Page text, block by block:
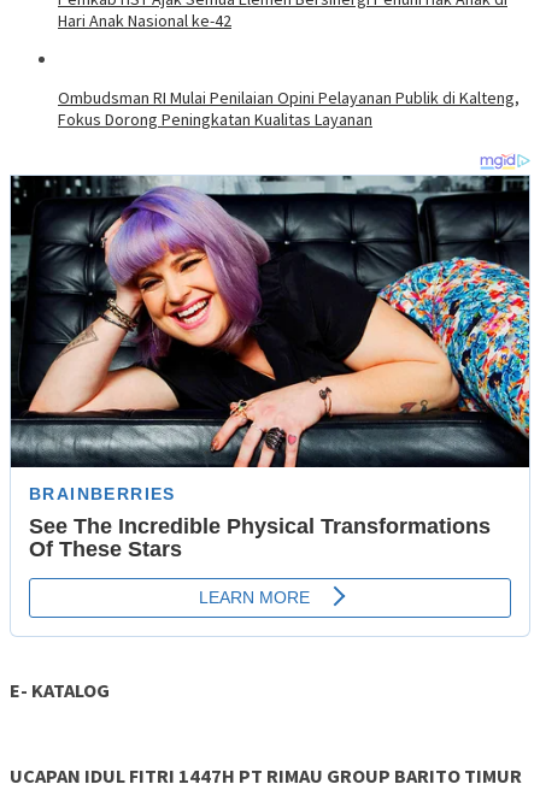
Hari Anak Nasional ke-42
Ombudsman RI Mulai Penilaian Opini Pelayanan Publik di Kalteng,
Fokus Dorong Peningkatan Kualitas Layanan
E- KATALOG
UCAPAN IDUL FITRI 1447H PT RIMAU GROUP BARITO TIMUR